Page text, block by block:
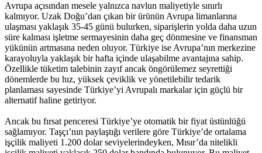
Avrupa açısından mesele yalnızca navlun maliyetiyle sınırlı
kalmıyor. Uzak Doğu’dan çıkan bir ürünün Avrupa limanlarına
ulaşması yaklaşık 35-45 günü bulurken, siparişlerin yolda daha uzun
süre kalması işletme sermayesinin daha geç dönmesine ve finansman
yükünün artmasına neden oluyor. Türkiye ise Avrupa’nın merkezine
karayoluyla yaklaşık bir hafta içinde ulaşabilme avantajına sahip.
Özellikle tüketim talebinin zayıf ancak öngörülemez seyrettiği
dönemlerde bu hız, yüksek çeviklik ve yönetilebilir tedarik
planlaması sayesinde Türkiye’yi Avrupalı markalar için güçlü bir
alternatif haline getiriyor.
Ancak bu fırsat penceresi Türkiye’ye otomatik bir fiyat üstünlüğü
sağlamıyor. Taşçı’nın paylaştığı verilere göre Türkiye’de ortalama
işçilik maliyeti 1.200 dolar seviyelerindeyken, Mısır’da nitelikli